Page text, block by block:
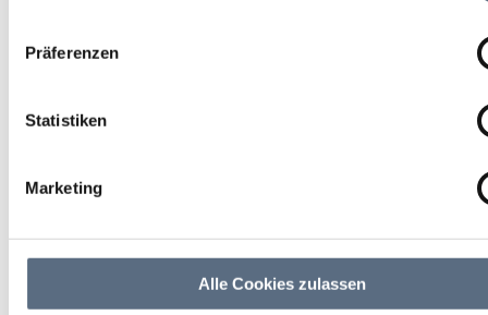
Präferenzen
Statistiken
Marketing
Alle Cookies zulassen